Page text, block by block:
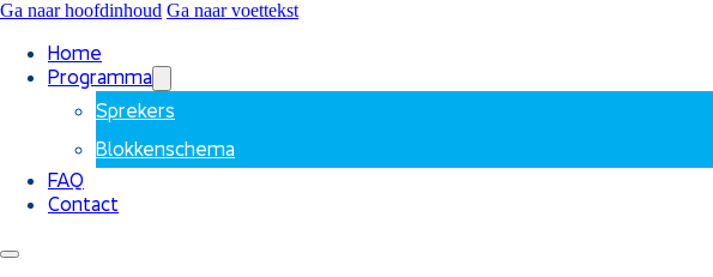
Ga naar hoofdinhoud Ga naar voettekst
Home
Programma
Sprekers
Blokkenschema
FAQ
Contact